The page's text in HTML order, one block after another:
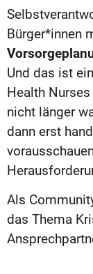
Bürger*innen
Und das ist
Health
nicht länger
dann erst
Als
das Thema